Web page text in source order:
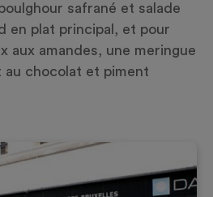
safrané et salade
en plat principal, et pour
aux amandes, une meringue
au chocolat et piment